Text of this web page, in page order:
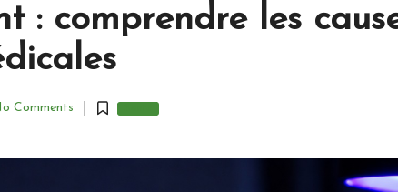
: comprendre les
Comments
Posted